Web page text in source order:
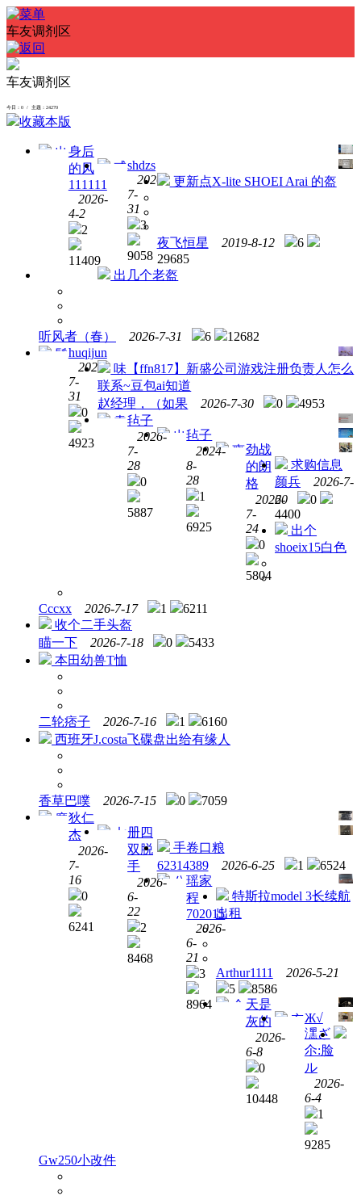
车友调剂区
车友调剂区
今日：0 / 主题：24270
收藏本版
出 身后
的风
111111
2026-
4-2
2
11409
戒
烟了
剩余
shdzs
2026-
7-
31
3
9058
更新点X-lite SHOEI Arai 的盔
夜飞恒星 2019-8-12
6
29685
出几个老盔
听风者（春） 2026-7-31 6
12682
鬃huqijun
2026-
7-
31
0
4923
味【ffn817】新盛公司游戏注册负责人怎么
联系~豆包ai知道
赵经理，（如果
2026-7-30 0
4953
卖毡子
2026-
7-
28
0
5887
出毡子
2024-
8-
28
1
6925
爽劲战
的朗
格
2026-
7-
24
0
5804
求购信息
颜兵
2026-7-
20
0
4400
出个
shoeix15白色
Cccxx 2026-7-17 1
6211
收个二手头盔
瞄一下
2026-7-18 0
5433
本田幼兽T恤
二轮痞子 2026-7-16 1
6160
西班牙J.costa飞碟盘出给有缘人
香草巴噗 2026-7-15 0
7059
摩狄仁
杰
2026-
7-
16
0
6241
七
星 铁
册四
双脱
手
2026-
6-
22
2
8468
手卷口粮
62314389
2026-6-25 1
6524
公 瑶家
程
702015
2026-
6-
21
3
8964
特斯拉model 3长续航
出租
Arthur1111
2026-5-21
5
8586
全 天是
灰的
2026-
6-8
0
10448
充
电宝
Ж√
潶ざ
尒:脸
ル
2026-
6-4
1
9285
Gw250小改件